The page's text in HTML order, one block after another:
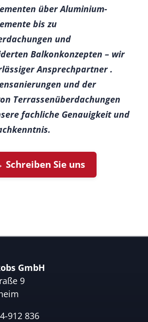
über Aluminium-
bis zu
und
Balkonkonzepten – wir
Ansprechpartner .
und der
Terrassenüberdachungen
fachliche Genauigkeit und
Schreiben Sie uns
GmbH
9
912 836